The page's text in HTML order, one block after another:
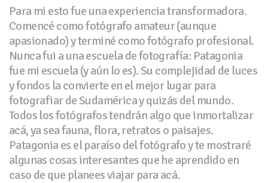
Para mi esto fue una experiencia transformadora.
Comencé como fotógrafo amateur (aunque
apasionado) y terminé como fotógrafo profesional.
Nunca fui a una escuela de fotografía: Patagonia
fue mi escuela (y aún lo es). Su complejidad de luces
y fondos la convierte en el mejor lugar para
fotografiar de Sudamérica y quizás del mundo.
Todos los fotógrafos tendrán algo que inmortalizar
acá, ya sea fauna, flora, retratos o paisajes.
Patagonia es el paraíso del fotógrafo y te mostraré
algunas cosas interesantes que he aprendido en
caso de que planees viajar para acá.